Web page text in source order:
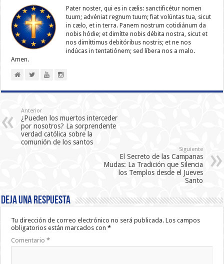
Pater noster, qui es in cælis: sanc­ti­ficétur nomen
tuum; advéniat regnum tuum; fiat volúntas tua, sicut
in cælo, et in terra. Panem nostrum cotidiánum da
nobis hódie; et dimítte nobis débita nostra, sicut et
nos dimíttimus debitóribus nostris; et ne nos
indúcas in ten­ta­tiónem; sed líbera nos a malo.
Amen.
Anterior
¿Pueden los muertos interceder
por nosotros? La sorprendente
verdad católica sobre la
comunión de los santos
Siguiente
El Secreto de las Campanas
Mudas: La Tradición que Silencia
los Templos desde el Jueves
Santo
Deja una respuesta
Tu dirección de correo electrónico no será publicada. Los campos
obligatorios están marcados con*
Comentario*